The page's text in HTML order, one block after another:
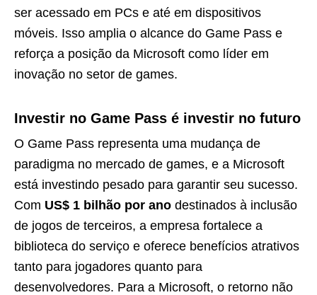
ser acessado em PCs e até em dispositivos
móveis. Isso amplia o alcance do Game Pass e
reforça a posição da Microsoft como líder em
inovação no setor de games.
Investir no Game Pass é investir no futuro
O Game Pass representa uma mudança de
paradigma no mercado de games, e a Microsoft
está investindo pesado para garantir seu sucesso.
Com US$ 1 bilhão por ano destinados à inclusão
de jogos de terceiros, a empresa fortalece a
biblioteca do serviço e oferece benefícios atrativos
tanto para jogadores quanto para
desenvolvedores. Para a Microsoft, o retorno não